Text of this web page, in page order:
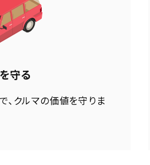
守る
クルマの価値を守りま